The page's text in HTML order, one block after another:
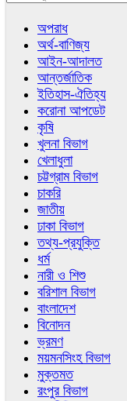
অপরাধ
অর্থ-বাণিজ্য
আইন-আদালত
আন্তর্জাতিক
ইতিহাস-ঐতিহ্য
করোনা আপডেট
কৃষি
খুলনা বিভাগ
খেলাধুলা
চট্টগ্রাম বিভাগ
চাকরি
জাতীয়
ঢাকা বিভাগ
তথ্য-প্রযুক্তি
ধর্ম
নারী ও শিশু
বরিশাল বিভাগ
বাংলাদেশ
বিনোদন
ভ্রমণ
ময়মনসিংহ বিভাগ
মুক্তমত
রংপুর বিভাগ